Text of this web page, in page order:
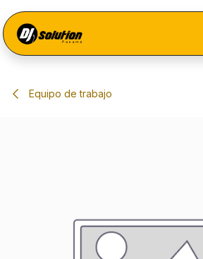
Equipo de trabajo